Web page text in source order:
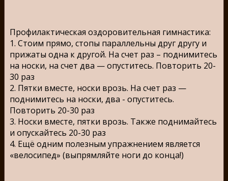
Профилактическая оздоровительная гимнастика:
1. Стоим прямо, стопы параллельны друг другу и
прижаты одна к другой. На счет раз – поднимитесь
на носки, на счет два — опуститесь. Повторить 20-
30 раз
2. Пятки вместе, носки врозь. На счет раз —
поднимитесь на носки, два - опуститесь.
Повторить 20-30 раз
3. Носки вместе, пятки врозь. Также поднимайтесь
и опускайтесь 20-30 раз
4. Ещё одним полезным упражнением является
«велосипед» (выпрямляйте ноги до конца!)